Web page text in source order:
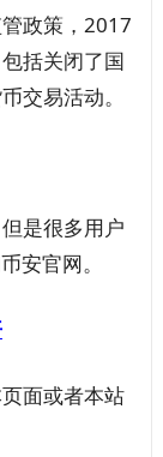
政策，2017
括关闭了国
交易活动。
是很多用户
安官网。
面或者本站